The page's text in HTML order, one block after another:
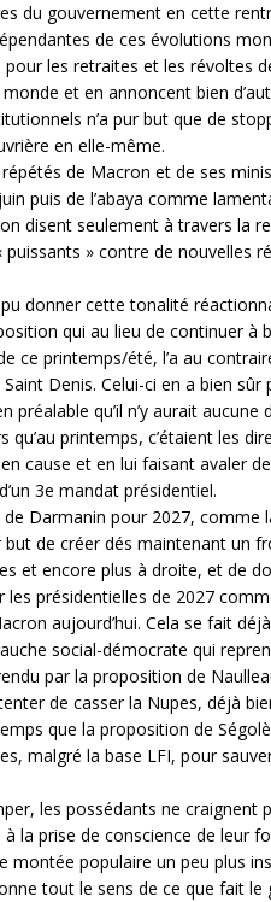
du gouvernement en cette
de ces évolutions
les retraites et les révoltes
et en annoncent bien
n’a pur but que de
en elle-même.
répétés de Macron et de ses
puis de l’abaya comme
disent seulement à travers la
» contre de nouvelles
donner cette tonalité
qui au lieu de continuer
ce printemps/été, l’a au
Denis. Celui-ci en a bien
préalable qu’il n’y aurait
printemps, c’étaient les
cause et en lui faisant avaler
3e mandat présidentiel.
de Darmanin pour 2027,
de créer dés maintenant un
et encore plus à droite, et de
présidentielles de 2027
aujourd’hui. Cela se fait
social-démocrate qui
par la proposition de
de casser la Nupes, déjà
que la proposition de
malgré la base LFI, pour
les possédants ne
la prise de conscience de leur
montée populaire un peu plus
tout le sens de ce que fait le